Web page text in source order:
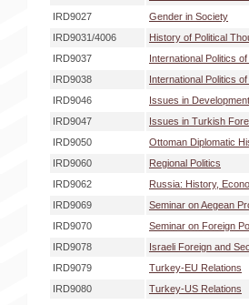
IRD9027
Gender in Society
IRD9031/4006
History of Political
IRD9037
International Politics
IRD9038
International Politics
IRD9046
Issues in Development
IRD9047
Issues in Turkish
IRD9050
Ottoman Diplomatic
IRD9060
Regional Politics
IRD9062
Russia: History,
IRD9069
Seminar on Aegean
IRD9070
Seminar on Foreign
IRD9078
Israeli Foreign and
IRD9079
Turkey-EU Relations
IRD9080
Turkey-US Relations